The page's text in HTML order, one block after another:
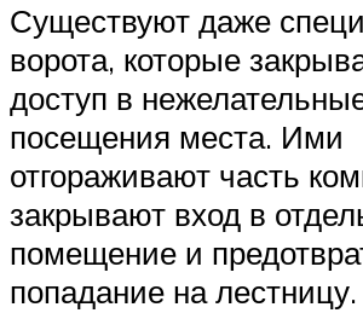
Существуют даже
ворота, которые
доступ в
посещения места. Ими
отгораживают часть
закрывают вход в
помещение и
попадание на лестницу.